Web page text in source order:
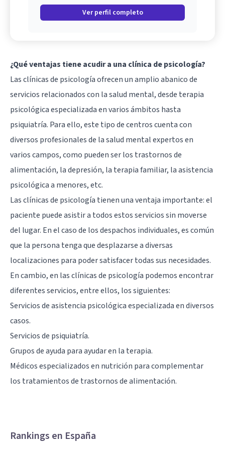
Ver perfil completo
¿Qué ventajas tiene acudir a una clínica de psicología?
Las clínicas de psicología ofrecen un amplio abanico de
servicios relacionados con la salud mental, desde terapia
psicológica especializada en varios ámbitos hasta
psiquiatría. Para ello, este tipo de centros cuenta con
diversos profesionales de la salud mental expertos en
varios campos, como pueden ser los trastornos de
alimentación, la depresión, la terapia familiar, la asistencia
psicológica a menores, etc.
Las clínicas de psicología tienen una ventaja importante: el
paciente puede asistir a todos estos servicios sin moverse
del lugar. En el caso de los despachos individuales, es común
que la persona tenga que desplazarse a diversas
localizaciones para poder satisfacer todas sus necesidades.
En cambio, en las clínicas de psicología podemos encontrar
diferentes servicios, entre ellos, los siguientes:
Servicios de asistencia psicológica especializada en diversos
casos.
Servicios de psiquiatría.
Grupos de ayuda para ayudar en la terapia.
Médicos especializados en nutrición para complementar
los tratamientos de trastornos de alimentación.
Rankings en España